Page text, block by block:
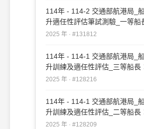
114年 - 114-2 交通部航港局_
升適任性評估筆試測驗_一等船
務#131812
2025 年 · #131812
114年 - 114-1 交通部航港局_
升訓練及適任性評估_三等船長
#128216
2025 年 · #128216
114年 - 114-1 交通部航港局_
升訓練及適任性評估_二等船長
#128209
2025 年 · #128209